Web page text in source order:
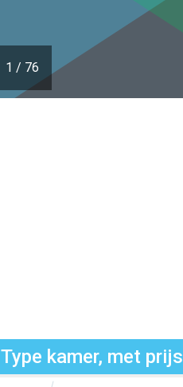
1 / 76
Type kamer, met prijs